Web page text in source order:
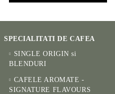
SPECIALITATI DE CAFEA
SINGLE ORIGIN si
BLENDURI
CAFELE AROMATE -
SIGNATURE FLAVOURS